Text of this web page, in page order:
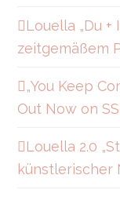
a
m
Louella „Du
zeitgemäßem
„You Keep
Out Now on
Louella 2.0
künstlerischer